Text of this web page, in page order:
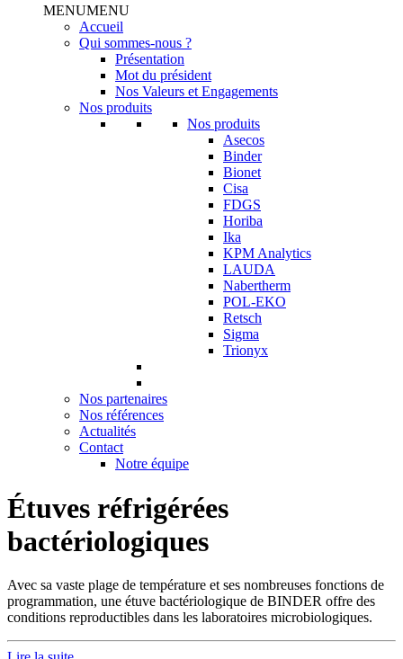
MENUMENU
Accueil
Qui sommes-nous ?
Présentation
Mot du président
Nos Valeurs et Engagements
Nos produits
Nos produits
Asecos
Binder
Bionet
Cisa
FDGS
Horiba
Ika
KPM Analytics
LAUDA
Nabertherm
POL-EKO
Retsch
Sigma
Trionyx
Nos partenaires
Nos références
Actualités
Contact
Notre équipe
Étuves réfrigérées
bactériologiques
Avec sa vaste plage de température et ses nombreuses fonctions de
programmation, une étuve bactériologique de BINDER offre des
conditions reproductibles dans les laboratoires microbiologiques.